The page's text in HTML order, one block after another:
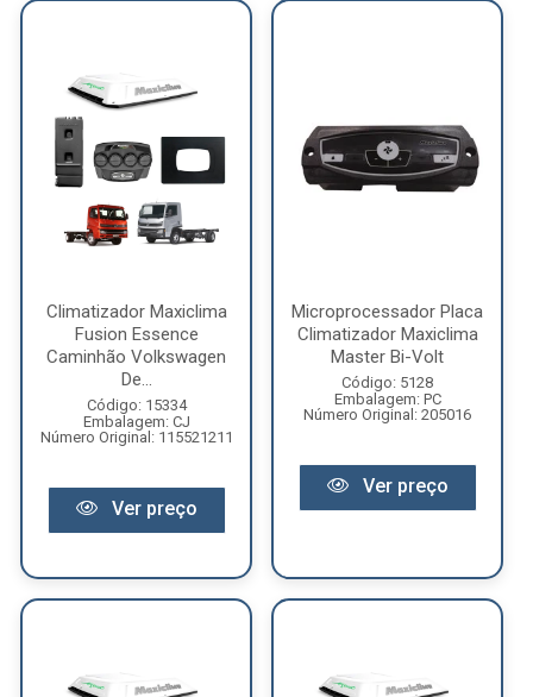
Climatizador Maxiclima
Fusion Essence
Caminhão Volkswagen
De...
Código: 15334
Embalagem: CJ
Número Original: 115521211
Ver preço
Microprocessador Placa
Climatizador Maxiclima
Master Bi-Volt
Código: 5128
Embalagem: PC
Número Original: 205016
Ver preço